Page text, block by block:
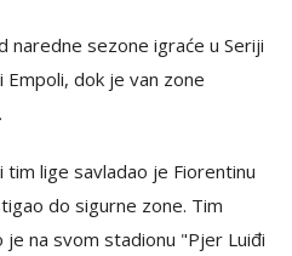
naredne sezone igraće u Seriji
dok je van zone
lige savladao je Fiorentinu
do sigurne zone. Tim
je na svom stadionu "Pjer Luiđi